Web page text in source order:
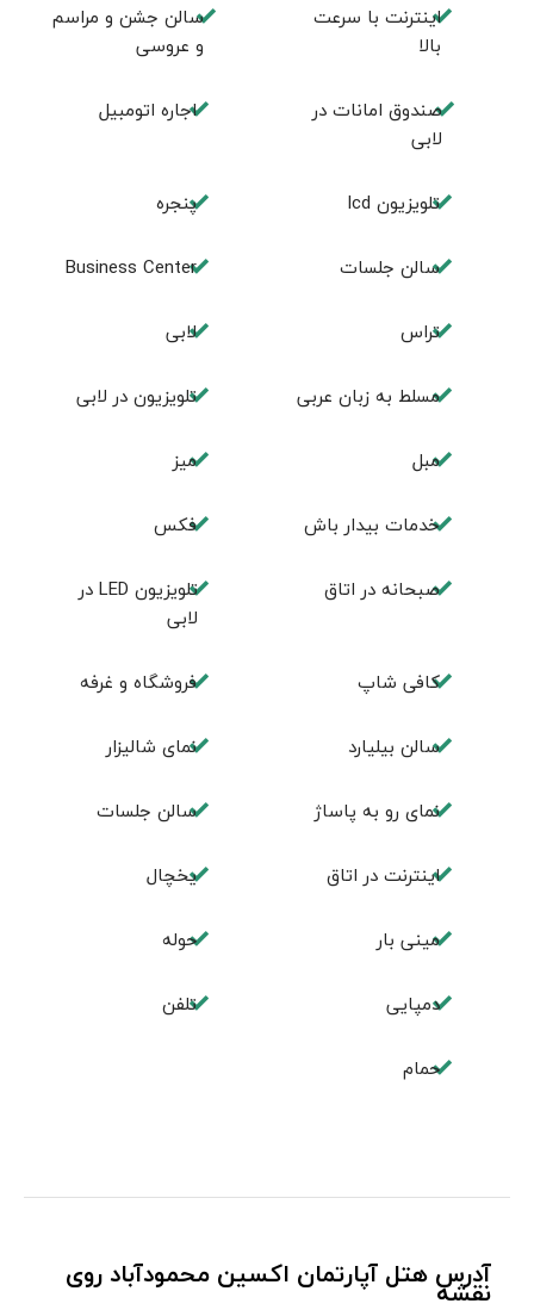
اینترنت با سرعت
بالا
سالن جشن و مراسم
و عروسی
صندوق امانات در
لابی
اجاره اتومبیل
تلویزیون lcd پنجره
سالن جلسات Business Center
تراس لابی
مسلط به زبان عربی تلويزيون در لابی
مبل ميز
خدمات بيدار باش فكس
صبحانه در اتاق
تلويزيون LED در
لابی
كافی شاپ فروشگاه و غرفه
سالن بيليارد نمای شالیزار
نمای رو به پاساژ سالن جلسات
اینترنت در اتاق یخچال
مینی بار حوله
دمپایی تلفن
حمام
آدرس هتل آپارتمان اکسین محمودآباد روی
نقشه